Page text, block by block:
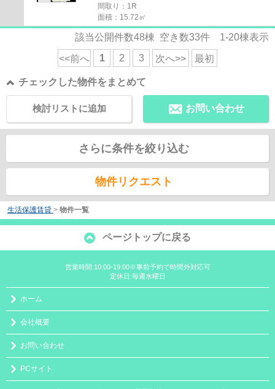
間取り：1R
面積：15.72㎡
該当公開件数48棟 空き数33件 1-20棟表示
<<前へ 1 2 3 次へ>> 最初
チェックした物件をまとめて
お問い合わせ
検討リストに追加
さらに条件を絞り込む
物件リクエスト
生活保護賃貸 > 物件一覧
ページトップに戻る
営業時間:10:00-19:00※事前予約で時間外対応可
定休日:毎週水曜日
ホーム
会社概要
お問い合わせ
PCサイト